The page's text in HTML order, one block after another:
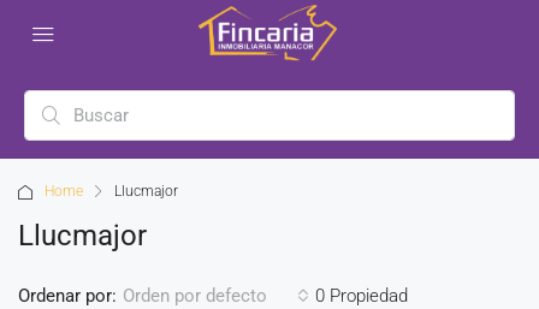
Home Llucmajor
Llucmajor
0 Propiedad
Ordenar por: Orden por defecto